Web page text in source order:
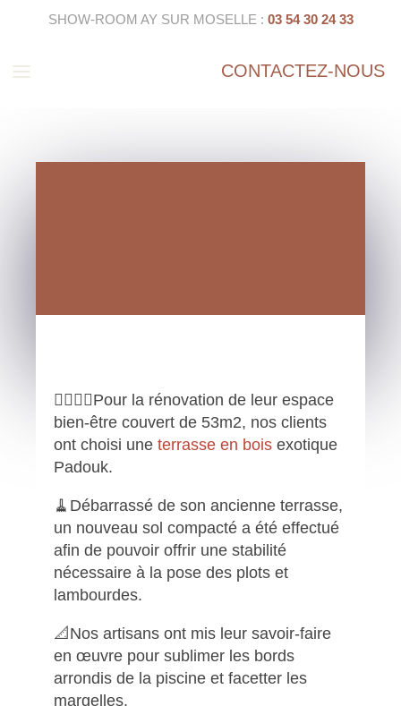
SHOW-ROOM AY SUR MOSELLE : 03 54 30 24 33
a CONTACTEZ-NOUS
🏊‍♂️🧖‍♀️Pour la rénovation de leur espace
bien-être couvert de 53m2, nos clients
ont choisi uneterrasse en bois exotique
Padouk.
🧹Débarrassé de son ancienne terrasse,
un nouveau sol compacté a été effectué
afin de pouvoir offrir une stabilité
nécessaire à la pose des plots et
lambourdes.
📐Nos artisans ont mis leur savoir-faire
en œuvre pour sublimer les bords
arrondis de la piscine et facetter les
margelles.